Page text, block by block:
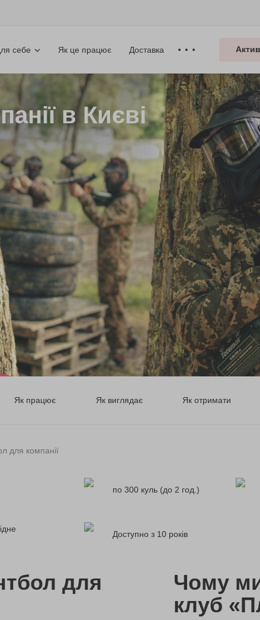
себе Як це працює Доставка
в Києві
Як працює Як виглядає Як отримати
для компанії
по 300 куль (до 2 год.)
Доступно з 10 років
для
Чому
клуб